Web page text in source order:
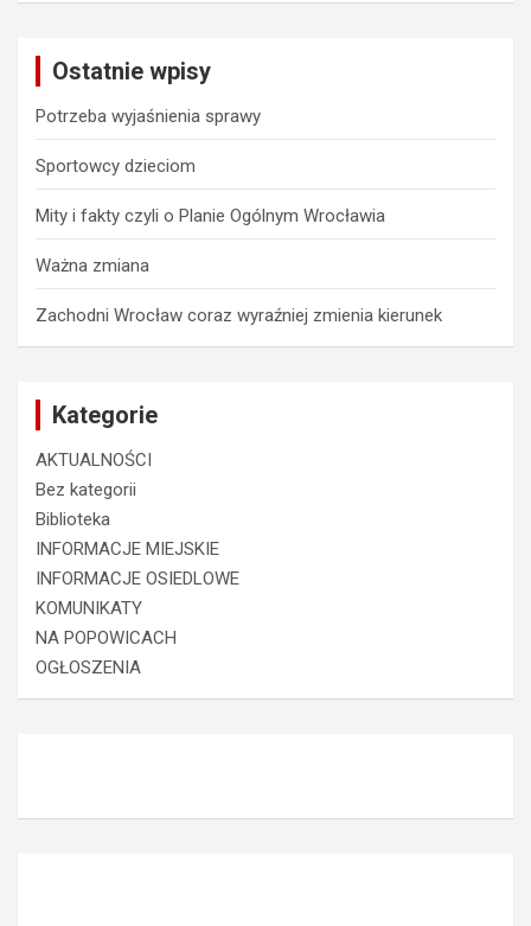
Ostatnie wpisy
Potrzeba wyjaśnienia sprawy
Sportowcy dzieciom
Mity i fakty czyli o Planie Ogólnym Wrocławia
Ważna zmiana
Zachodni Wrocław coraz wyraźniej zmienia kierunek
Kategorie
AKTUALNOŚCI
Bez kategorii
Biblioteka
INFORMACJE MIEJSKIE
INFORMACJE OSIEDLOWE
KOMUNIKATY
NA POPOWICACH
OGŁOSZENIA